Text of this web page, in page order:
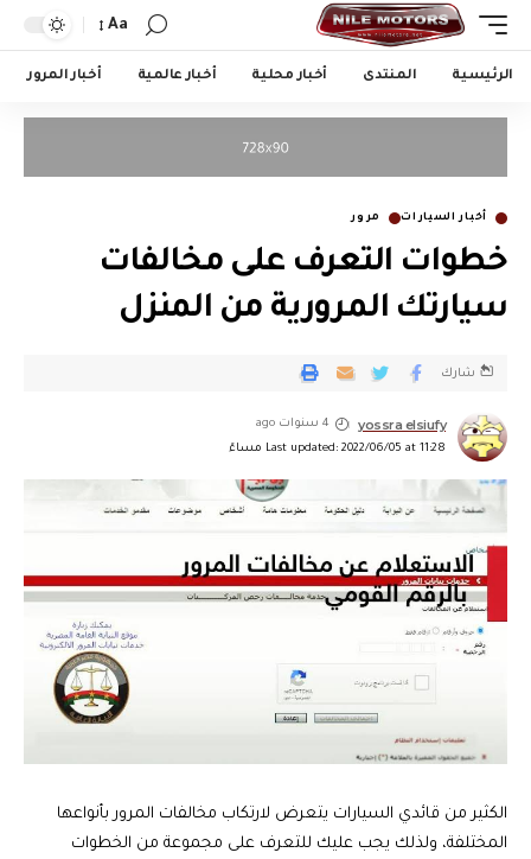
Aa
الرئيسية المنتدى أخبار محلية أخبار عالمية أخبار المرور
أخبار السيارات مرور
خطوات التعرف على مخالفات
سيارتك المرورية من المنزل
Last updated: 2022/06/05 at 11:28 مساءً
yossra elsiufy 4 سنوات ago
شارك
الكثير من قائدي السيارات يتعرض لارتكاب مخالفات المرور بأنواعها
المختلفة، ولذلك يجب عليك للتعرف على مجموعة من الخطوات